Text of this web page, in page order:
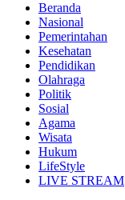
Beranda
Nasional
Pemerintahan
Kesehatan
Pendidikan
Olahraga
Politik
Sosial
Agama
Wisata
Hukum
LifeStyle
LIVE STREAM